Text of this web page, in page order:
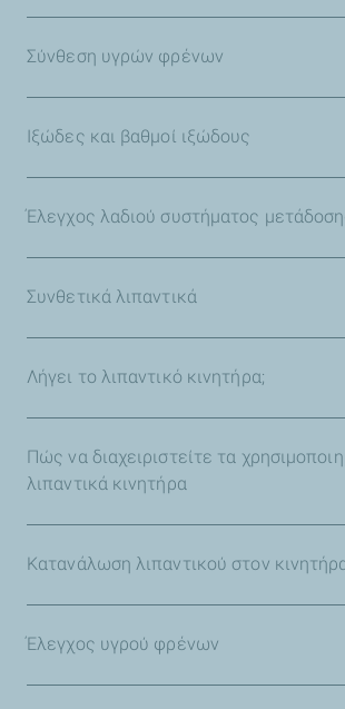
Σύνθεση υγρών φρένων
Ιξώδες και βαθμοί ιξώδους
Έλεγχος λαδιού συστήματος
Συνθετικά λιπαντικά
Λήγει το λιπαντικό κινητήρα;
Πώς να διαχειριστείτε τα
λιπαντικά κινητήρα
Κατανάλωση λιπαντικού στον
Έλεγχος υγρού φρένων